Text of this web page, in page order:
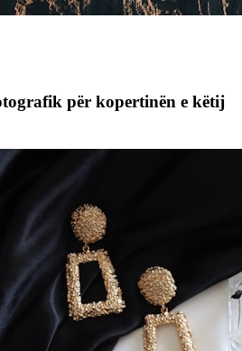
për kopertinën e këtij